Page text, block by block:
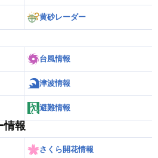
黄砂レーダー
台風情報
津波情報
避難情報
情報
さくら開花情報